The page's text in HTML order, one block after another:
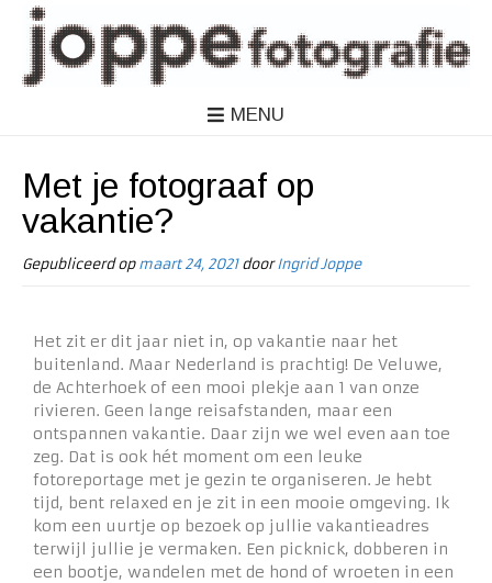
MENU
Met je fotograaf op
vakantie?
Gepubliceerd op maart 24, 2021door Ingrid Joppe
Het zit er dit jaar niet in, op vakantie naar het
buitenland. Maar Nederland is prachtig! De Veluwe,
de Achterhoek of een mooi plekje aan 1 van onze
rivieren. Geen lange reisafstanden, maar een
ontspannen vakantie. Daar zijn we wel even aan toe
zeg. Dat is ook hét moment om een leuke
fotoreportage met je gezin te organiseren. Je hebt
tijd, bent relaxed en je zit in een mooie omgeving. Ik
kom een uurtje op bezoek op jullie vakantieadres
terwijl jullie je vermaken. Een picknick, dobberen in
een bootje, wandelen met de hond of wroeten in een